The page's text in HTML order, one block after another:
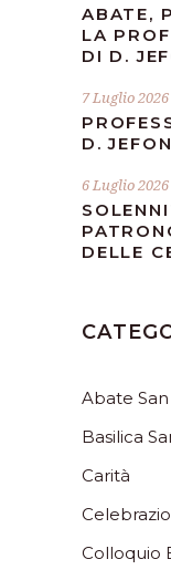
ABATE,
LA
DI D.
7 Luglio 2026
D.
6 Luglio 2026
DELLE
Abate
Basilica
Carità
Colloquio